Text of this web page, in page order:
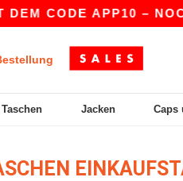
APP10 – NOCH
Taschen Jacken Caps